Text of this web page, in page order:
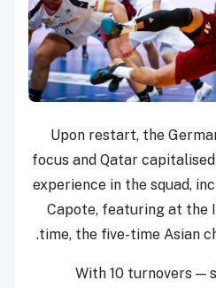
Upon restart, the
focus and Qatar
experience in the squad,
Capote, featuring at the
time, the five-time Asian
With 10 turnovers —